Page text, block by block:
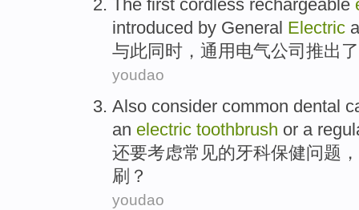
The first cordless rechargeable
introduced by General Electric
与此同时 ，通用电气公司推出 了
youdao
Also consider common dental
an electric toothbrush or a
还要考虑常见的牙科保健问题 ，
刷？
youdao